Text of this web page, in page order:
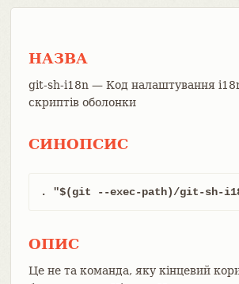
НАЗВА
git-sh-i18n — Код налаштування
скриптів оболонки
СИНОПСИС
. "$(git --exec-path)/git-sh-
ОПИС
Це не та команда, яку кінцевий